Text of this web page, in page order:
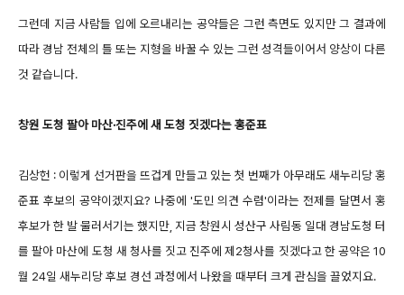
그런데 지금 사람들 입에 오르내리는 공약들은 그런 측면도 있지만 그 결과에
따라 경남 전체의 틀 또는 지형을 바꿀 수 있는 그런 성격들이어서 양상이 다른
것 같습니다.
창원 도청 팔아 마산·진주에 새 도청 짓겠다는 홍준표
김상헌 : 이렇게 선거판을 뜨겁게 만들고 있는 첫 번째가 아무래도 새누리당 홍
준표 후보의 공약이겠지요? 나중에 '도민 의견 수렴'이라는 전제를 달면서 홍
후보가 한 발 물러서기는 했지만, 지금 창원시 성산구 사림동 일대 경남도청 터
를 팔아 마산에 도청 새 청사를 짓고 진주에 제2청사를 짓겠다고 한 공약은 10
월 24일 새누리당 후보 경선 과정에서 나왔을 때부터 크게 관심을 끌었지요.